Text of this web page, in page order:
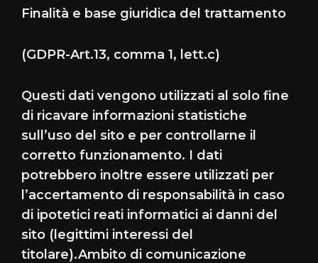
Finalità e base giuridica del trattamento
(GDPR-Art.13, comma 1, lett.c)
Questi dati vengono utilizzati al solo fine
di ricavare informazioni statistiche
sull’uso del sito e per controllarne il
corretto funzionamento. I dati
potrebbero inoltre essere utilizzati per
l’accertamento di responsabilità in caso
di ipotetici reati informatici ai danni del
sito (legittimi interessi del
titolare).Ambito di comunicazione